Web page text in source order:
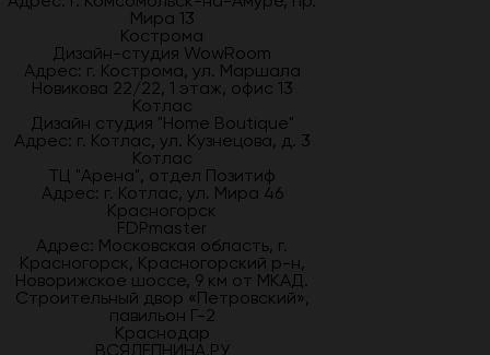
Мира 13
Кострома
Дизайн-студия WowRoom
Адрес: г. Кострома, ул. Маршала
Новикова 22/22, 1 этаж, офис 13
Котлас
Дизайн студия "Home Boutique"
Адрес: г. Котлас, ул. Кузнецова, д. 3
Котлас
ТЦ "Арена", отдел Позитиф
Адрес: г. Котлас, ул. Мира 46
Красногорск
FDPmaster
Адрес: Московская область, г.
Красногорск, Красногорский р-н,
Новорижское шоссе, 9 км от МКАД.
Строительный двор «Петровский»,
павильон Г-2
Краснодар
ВСЯЛЕПНИНА.РУ